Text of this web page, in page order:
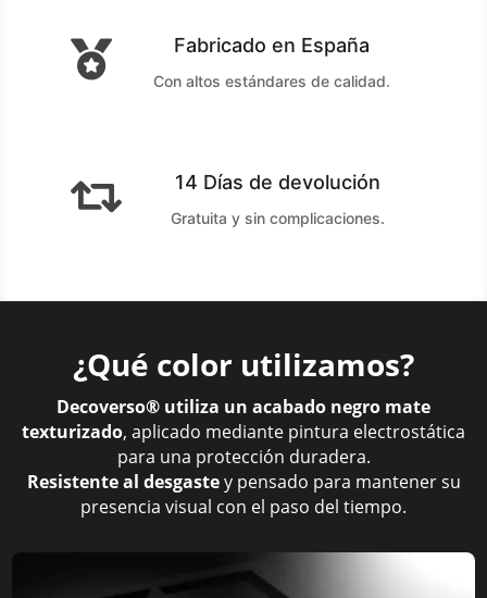
 Fabricado en España
Con altos estándares de calidad.
 14 Días de devolución
Gratuita y sin complicaciones.
¿Qué color utilizamos?
Decoverso® utiliza un acabado negro mate
texturizado, aplicado mediante pintura electrostática
para una protección duradera.
Resistente al desgastey pensado para mantener su
presencia visual con el paso del tiempo.